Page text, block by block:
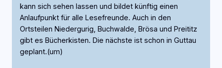
kann sich sehen lassen und bildet künftig einen
Anlaufpunkt für alle Lesefreunde. Auch in den
Ortsteilen Niedergurig, Buchwalde, Brösa und Preititz
gibt es Bücherkisten. Die nächste ist schon in Guttau
geplant.(um)